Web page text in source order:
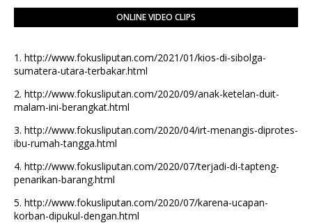
ONLINE VIDEO CLIPS
1. http://www.fokusliputan.com/2021/01/kios-di-sibolga-
sumatera-utara-terbakar.html
2. http://www.fokusliputan.com/2020/09/anak-ketelan-duit-
malam-ini-berangkat.html
3. http://www.fokusliputan.com/2020/04/irt-menangis-diprotes-
ibu-rumah-tangga.html
4. http://www.fokusliputan.com/2020/07/terjadi-di-tapteng-
penarikan-barang.html
5. http://www.fokusliputan.com/2020/07/karena-ucapan-
korban-dipukul-dengan.html